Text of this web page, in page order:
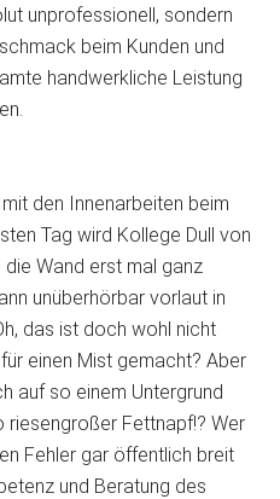
unprofessionell, sondern
beim Kunden und
handwerkliche Leistung
den Innenarbeiten beim
Tag wird Kollege Dull von
Wand erst mal ganz
unüberhörbar vorlaut in
das ist doch wohl nicht
einen Mist gemacht? Aber
auf so einem Untergrund
riesengroßer Fettnapf!? Wer
Fehler gar öffentlich breit
und Beratung des